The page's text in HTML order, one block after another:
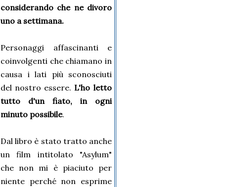
considerando che ne divoro
uno a settimana.
Personaggi affascinanti e
coinvolgenti che chiamano in
causa i lati più sconosciuti
del nostro essere. L'ho letto
tutto d'un fiato, in ogni
minuto possibile.
Dal libro è stato tratto anche
un film intitolato "Asylum"
che non mi è piaciuto per
niente perché non esprime